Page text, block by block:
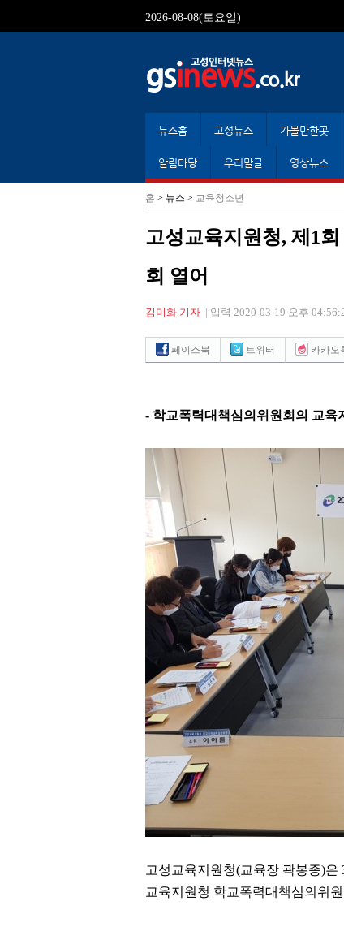
2026-08-08(토요일)
뉴스홈 고성뉴스 가볼만한곳
알림마당 우리말글 영상뉴스
홈 > 뉴스 > 교육청소년
고성교육지원청, 제1
회 열어
김미화 기자 입력 2020-03-19 오후
페이스북 트위터 카카오
- 학교폭력대책심의위원회의 교육
고성교육지원청(교육장 곽봉종)은
교육지원청 학교폭력대책심의위원